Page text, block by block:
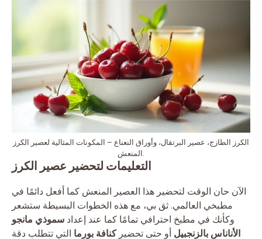
الكرز الطازج، عصير البرتقال، وأوراق النعناع – المكونات المثالية لعصير الكرز
المنعش.
التعليمات لتحضير عصير الكرز
الآن حان الوقت لتحضير هذا العصير المنعش كما أفعل دائمًا في
مطبخي العالمي. ثق بي، مع هذه الخطوات البسيطة ستشعر
وكأنك في مطبخ احترافي تمامًا كما عند إعداد سموذي مانجو
الأناناس بالزنجبيل أو حتى تحضيركنافة بورما التي تتطلب دقة